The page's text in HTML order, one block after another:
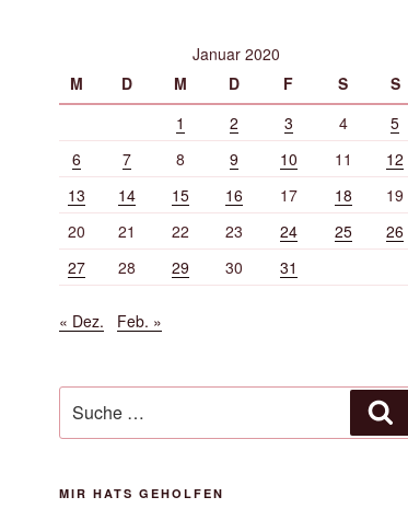
Januar 2020
M
D M D F S
S
1
2 3 4
5
6
7 8 9 10 11
12
13
14 15 16 17 18
19
20
21 22 23 24 25
26
27
28 29 30 31
« Dez. Feb. »
nach:
MIR HATS GEHOLFEN